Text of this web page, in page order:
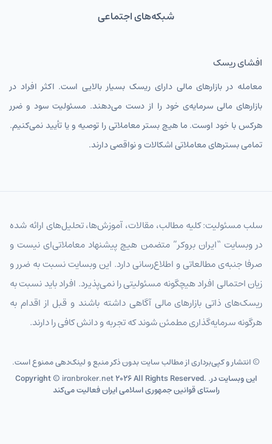
شبکه‌های اجتماعی
افشای ریسک
معامله در بازارهای مالی دارای ریسک بسیار بالایی است. اکثر افراد در
بازارهای مالی سرمایه‌ی خود را از دست می‌دهند. مسئولیت سود و ضرر
هرکس با خود اوست. ما هیچ بستر معاملاتی را توصیه و یا تأیید نمی‌کنیم.
تمامی بسترهای معاملاتی اشکالات و نواقصی دارند.
سلب مسئولیت: کلیه مطالب، مقالات، آموزش‌ها، تحلیل‌های ارائه شده
در وبسایت “ایران بروکر” متضمن هیچ پیشنهاد معاملاتی‌ای نیست و
صرفا جنبه‌ی مطالعاتی و اطلاع‌رسانی دارد. این وبسایت نسبت به ضرر و
زیان احتمالی افراد هیچگونه مسئولیتی را نمی‌پذیرد. افراد باید نسبت به
ریسک‌های ذاتی بازارهای مالی آگاهی داشته باشند و قبل از اقدام به
هرگونه سرمایه‌گذاری مطمئن شوند که تجربه و دانش کافی را دارند.
© انتشار و کپی‌برداری از مطالب سایت بدون ذکر منبع و لینک‌دهی ممنوع است.
Copyright © iranbroker.net2026 All Rights Reserved. .این وبسایت در
راستای قوانین جمهوری اسلامی ایران فعالیت می‌کند